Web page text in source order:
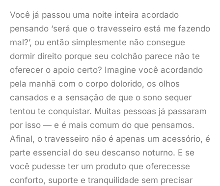
Você já passou uma noite inteira acordado
pensando ‘será que o travesseiro está me fazendo
mal?’, ou então simplesmente não consegue
dormir direito porque seu colchão parece não te
oferecer o apoio certo? Imagine você acordando
pela manhã com o corpo dolorido, os olhos
cansados e a sensação de que o sono sequer
tentou te conquistar. Muitas pessoas já passaram
por isso — e é mais comum do que pensamos.
Afinal, o travesseiro não é apenas um acessório, é
parte essencial do seu descanso noturno. E se
você pudesse ter um produto que oferecesse
conforto, suporte e tranquilidade sem precisar